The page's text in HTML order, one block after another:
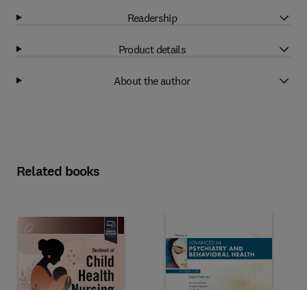
Readership
Product details
About the author
Related books